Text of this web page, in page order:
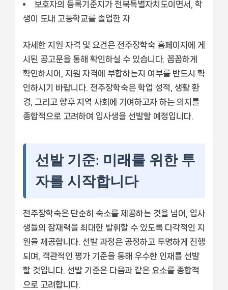
보호자의 등록기준지가 전북특별자치도이면서, 학
생이 도내 고등학교를 졸업한 자
자세한 지원 자격 및 요건은 전주장학숙 홈페이지에 게
시된 공고문을 통해 확인하실 수 있습니다. 꼼꼼하게
확인하시어, 지원 자격에 부합하는지 여부를 반드시 확
인하시기 바랍니다. 전주장학숙은 학업 성적, 생활 환
경, 그리고 향후 지역 사회에 기여하고자 하는 의지를
종합적으로 고려하여 입사생을 선발할 예정입니다.
선발 기준: 미래를 위한 투
자를 시작합니다
전주장학숙은 단순히 숙소를 제공하는 것을 넘어, 입사
생들의 잠재력을 최대한 발휘할 수 있도록 다각적인 지
원을 제공합니다. 선발 과정은 공정하고 투명하게 진행
되며, 객관적인 평가 기준을 통해 우수한 인재를 선발
할 것입니다. 선발 기준은 다음과 같은 요소를 종합적
으로 고려합니다.